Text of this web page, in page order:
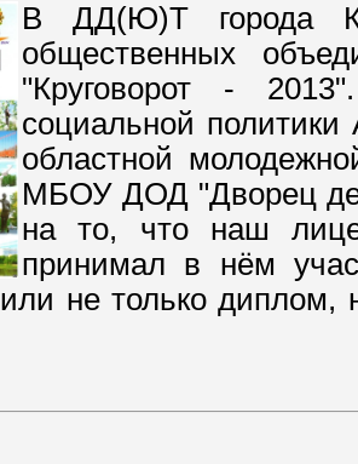
В ДД(Ю)Т города
общественных
"Круговорот -
социальной политики
областной
МБОУ ДОД "Дворец
на то, что наш
принимал в нём
не только диплом,